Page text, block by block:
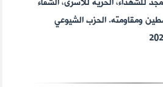
ومقاومته. الحزب الشيوعي